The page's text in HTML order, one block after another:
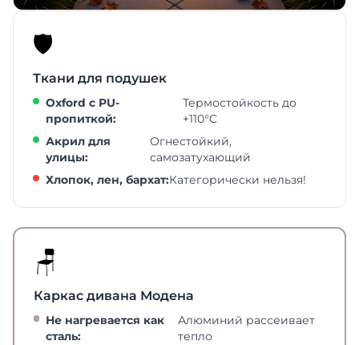
🛡️
Ткани для подушек
Oxford с PU-
пропиткой:
Термостойкость до
+110°C
Акрил для
улицы:
Огнестойкий,
самозатухающий
Хлопок, лен, бархат:Категорически нельзя!
🪑
Каркас дивана Модена
Не нагревается как
сталь:
Алюминий рассеивает
тепло